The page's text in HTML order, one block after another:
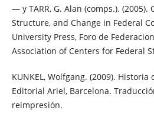
— y TARR, G. Alan (comps.).
Structure, and Change in Federal
University Press, Foro de
Association of Centers for Federal
KUNKEL, Wolfgang. (2009). Historia
Editorial Ariel, Barcelona.
reimpresión.